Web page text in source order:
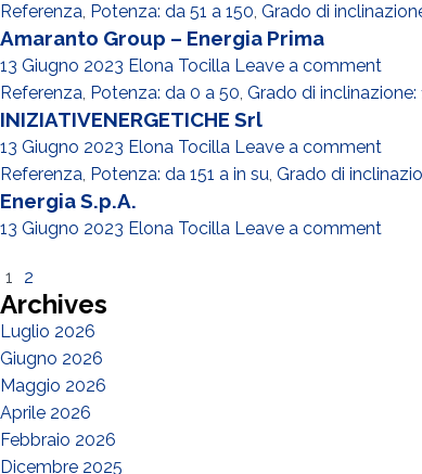
Referenza, Potenza: da 51 a 150, Grado di
Amaranto Group – Energia Prima
13 Giugno 2023 Elona Tocilla Leave a comment
Referenza, Potenza: da 0 a 50, Grado di inclinazione:
INIZIATIVENERGETICHE Srl
13 Giugno 2023 Elona Tocilla Leave a comment
Referenza, Potenza: da 151 a in su, Grado di
Energia S.p.A.
13 Giugno 2023 Elona Tocilla Leave a comment
1 2
Archives
Luglio 2026
Giugno 2026
Maggio 2026
Aprile 2026
Febbraio 2026
Dicembre 2025